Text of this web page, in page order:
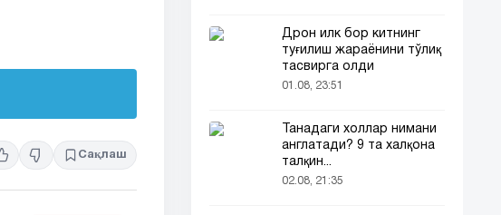
Сақлаш
Дрон илк бор китнинг
туғилиш жараёнини тўлиқ
тасвирга олди
01.08, 23:51
Танадаги холлар нимани
англатади? 9 та халқона
талқин...
02.08, 21:35